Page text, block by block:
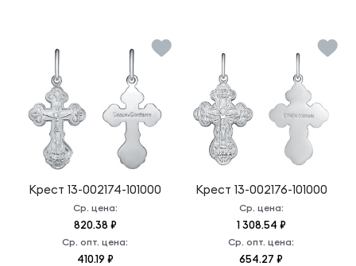
Крест 13-002174-101000
Ср. цена:
820.38 ₽
Ср. опт. цена:
410.19 ₽
Крест 13-002176-101000
Ср. цена:
1 308.54 ₽
Ср. опт. цена:
654.27 ₽